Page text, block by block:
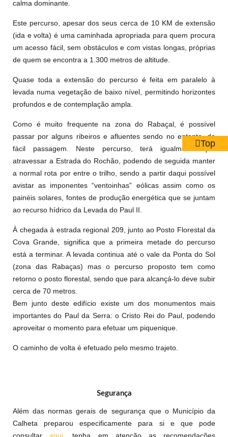
calma dominante.
Este percurso, apesar dos seus cerca de 10 KM de extensão
(ida e volta) é uma caminhada apropriada para quem procura
um acesso fácil, sem obstáculos e com vistas longas, próprias
de quem se encontra a 1.300 metros de altitude.
Quase toda a extensão do percurso é feita em paralelo à
levada numa vegetação de baixo nível, permitindo horizontes
profundos e de contemplação ampla.
Como é muito frequente na zona do Rabaçal, é possível
passar por alguns ribeiros e afluentes sendo no entanto, de
fácil passagem. Neste percurso, terá igualmente que
atravessar a Estrada do Rochão, podendo de seguida manter
a normal rota por entre o trilho, sendo a partir daqui possível
avistar as imponentes “ventoinhas” eólicas assim como os
painéis solares, fontes de produção energética que se juntam
ao recurso hídrico da Levada do Paul II.
À chegada à estrada regional 209, junto ao Posto Florestal da
Cova Grande, significa que a primeira metade do percurso
está a terminar. A levada continua até o vale da Ponta do Sol
(zona das Rabaças) mas o percurso proposto tem como
retorno o posto florestal, sendo que para alcançá-lo deve subir
cerca de 70 metros.
Bem junto deste edifício existe um dos monumentos mais
importantes do Paul da Serra: o Cristo Rei do Paul, podendo
aproveitar o momento para efetuar um piquenique.
O caminho de volta é efetuado pelo mesmo trajeto.
Segurança
Além das normas gerais de segurança que o Município da
Calheta preparou especificamente para si e que pode
Top